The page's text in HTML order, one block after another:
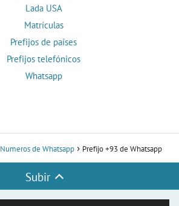
Lada USA
Matrículas
Prefijos de países
Prefijos telefónicos
Whatsapp
Numeros de Whatsapp Prefijo +93 de Whatsapp
Subir